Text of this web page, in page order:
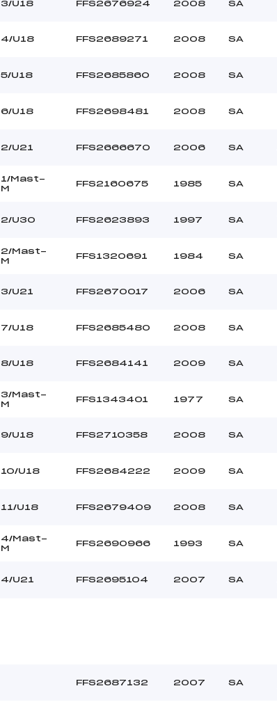
103.3600
3/U18 FFS2676924 2008 SA
4/U18 FFS2689271 2008 SA
5/U18 FFS2685860 2008 SA
6/U18 FFS2698481 2008 SA
2/U21 FFS2666670 2006 SA
1/Mast-
M
FFS2160675 1985 SA
2/U30 FFS2623893 1997 SA
2/Mast-
M
FFS1320691 1984 SA
3/U21 FFS2670017 2006 SA
7/U18 FFS2685480 2008 SA
8/U18 FFS2684141 2009 SA
3/Mast-
M
FFS1343401 1977 SA
9/U18 FFS2710358 2008 SA
10/U18 FFS2684222 2009 SA
11/U18 FFS2679409 2008 SA
4/Mast-
M
FFS2690966 1993 SA
4/U21 FFS2695104 2007 SA
FFS2687132 2007 SA